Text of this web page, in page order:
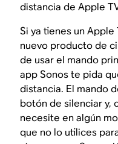
distancia de Apple
Si ya tienes un Apple
nuevo producto de
de usar el mando
app Sonos te pida
distancia. El mando
botón de silenciar y,
necesite en algún
que no lo utilices